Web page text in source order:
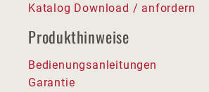
Katalog Download / anfordern
Produkthinweise
Bedienungsanleitungen
Garantie